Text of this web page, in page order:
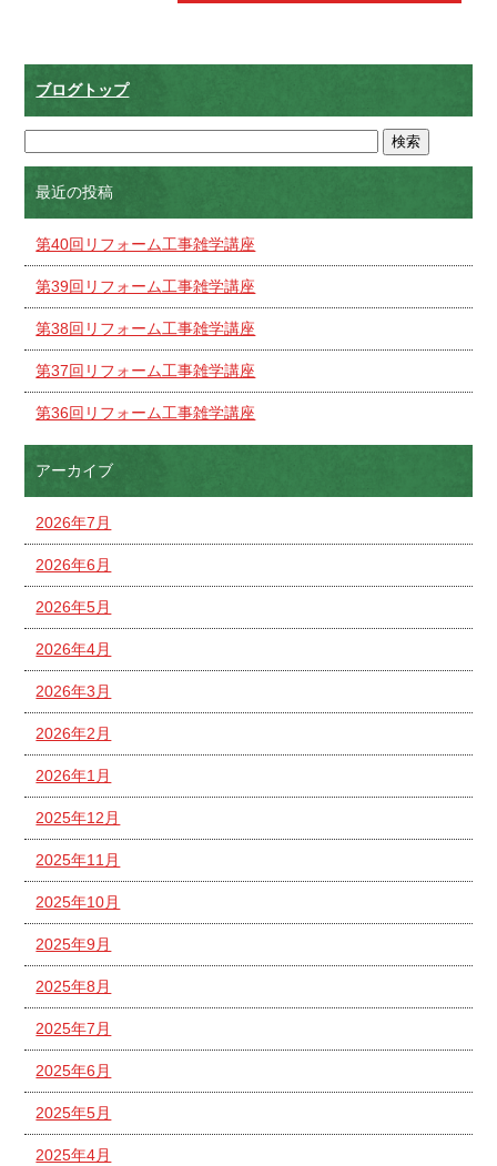
ブログトップ
最近の投稿
第40回リフォーム工事雑学講座
第39回リフォーム工事雑学講座
第38回リフォーム工事雑学講座
第37回リフォーム工事雑学講座
第36回リフォーム工事雑学講座
アーカイブ
2026年7月
2026年6月
2026年5月
2026年4月
2026年3月
2026年2月
2026年1月
2025年12月
2025年11月
2025年10月
2025年9月
2025年8月
2025年7月
2025年6月
2025年5月
2025年4月